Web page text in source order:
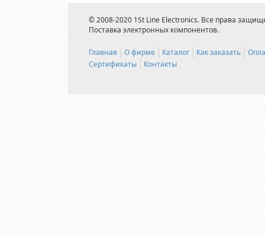
© 2008-2020 1St Line Electronics. Все права
Поставка электронных компонентов.
Главная О фирме Каталог Как заказать
Сертификаты
Контакты